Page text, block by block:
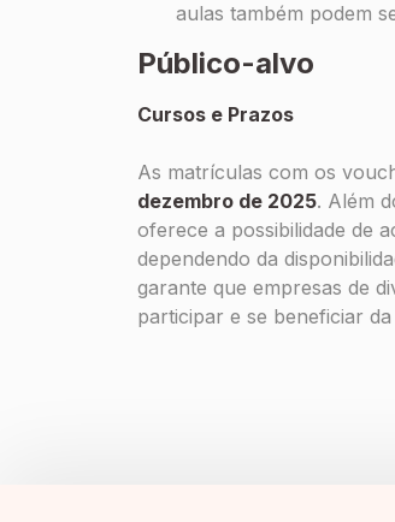
aulas também podem
Público-alvo
Cursos e Prazos
As matrículas com os
dezembro de 2025. Além
oferece a possibilidade de
dependendo da
garante que empresas de
participar e se beneficiar